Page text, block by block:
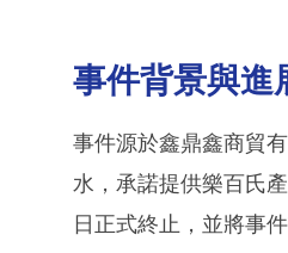
事件背景與進
事件源於鑫鼎鑫商貿
水，承諾提供樂百氏
日正式終止，並將事